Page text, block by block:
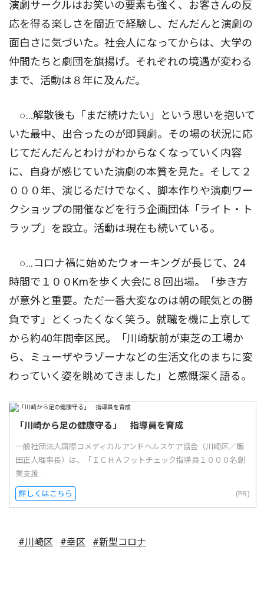
演劇サークルはお笑いの要素も強く、お客さんの反
応を得る楽しさを間近で経験し、だんだんと演劇の
面白さに気づいた。社会人になってからは、大学の
仲間たちと劇団を旗揚げ。それぞれの境遇が変わる
まで、活動は８年に及んだ。
○…解散後も「まだ続けたい」という思いを抱いて
いた最中、出合ったのが即興劇。その場の状況に応
じてだんだんとわけがわからなくなっていく内容
に、自身が感じていた演劇の本質を見た。そして２
０００年、演じるだけでなく、脚本作りや演劇ワー
クショップの開催などを行う企画団体「ライト・ト
ラップ」を設立。活動は現在も続いている。
○…コロナ禍に始めたウォーキングが長じて、24
時間で１００Kmを歩く大会に８回出場。「歩き方
が意外と重要。ただ一番大変なのは朝の眠気との勝
負です」とくったくなく笑う。就職を機に上京して
から約40年間幸区民。「川崎駅前が東芝の工場か
ら、ミューザやラゾーナなどの生活文化のまちに変
わっていく姿を眺めてきました」と感慨深く語る。
「川崎から足の健康守る」 指導員を育成
一般社団法人国際コメディカルアンドヘルスケア協会（川崎区／飯
田正人理事長）は、「ＩＣＨＡフットチェック指導員１０００名創
業支援...
詳しくはこちら (PR)
#川崎区 #幸区 #新型コロナ